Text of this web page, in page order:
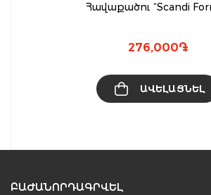
Հավաքածու “Scandi
276,000֏
ԱՎԵԼԱՑՆԵԼ
ԲԱԺԱՆՈՐԴԱԳՐՎԵԼ